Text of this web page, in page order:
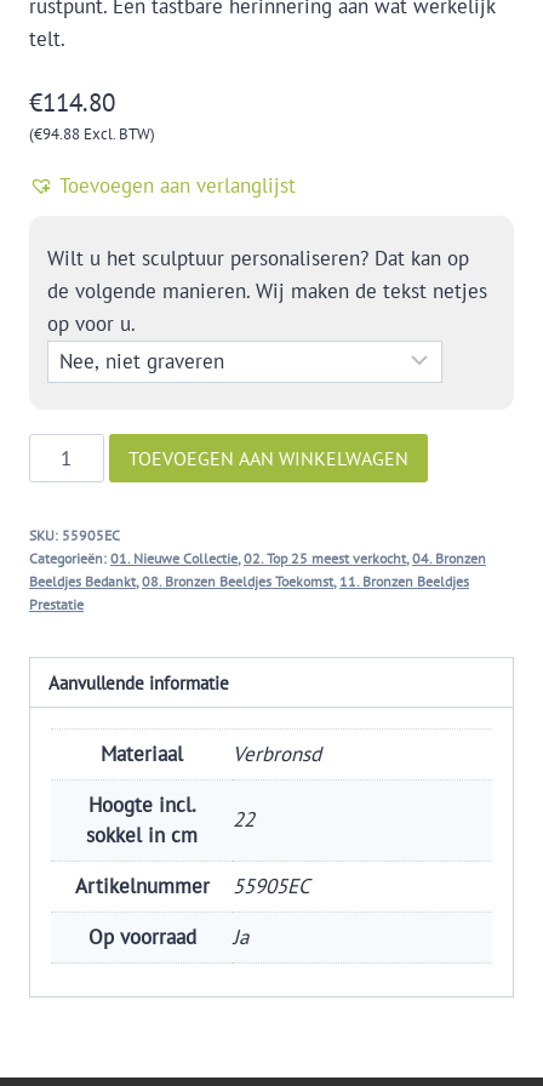
rustpunt. Een tastbare herinnering aan wat werkelijk
telt.
€114.80
(€94.88 Excl. BTW)
Toevoegen aan verlanglijst
Wilt u het sculptuur personaliseren? Dat kan op
de volgende manieren. Wij maken de tekst netjes
op voor u.
op
toekomst
aantal
TOEVOEGEN AAN WINKELWAGEN
SKU: 55905EC
Categorieën: 01. Nieuwe Collectie,02. Top 25 meest verkocht,04. Bronzen
Beeldjes Bedankt,08. Bronzen Beeldjes Toekomst, 11. Bronzen Beeldjes
Prestatie
Aanvullende informatie
Materiaal
Verbronsd
Hoogte incl.
sokkel in cm
22
Artikelnummer
55905EC
Op voorraad
Ja